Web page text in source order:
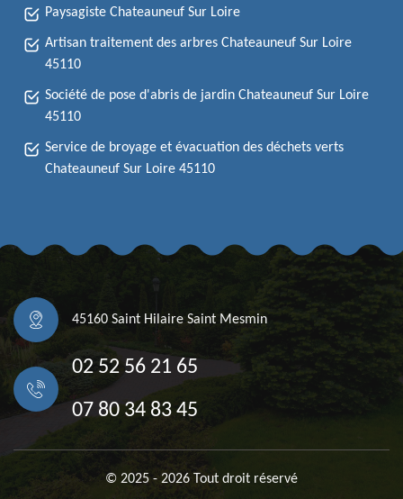
Paysagiste Chateauneuf Sur Loire
Artisan traitement des arbres Chateauneuf Sur Loire
45110
Société de pose d'abris de jardin Chateauneuf Sur Loire
45110
Service de broyage et évacuation des déchets verts
Chateauneuf Sur Loire 45110
45160 Saint Hilaire Saint Mesmin
02 52 56 21 65
07 80 34 83 45
© 2025 - 2026 Tout droit réservé